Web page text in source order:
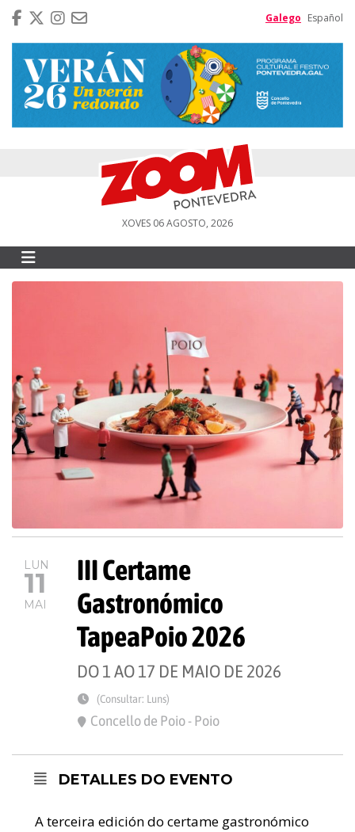
Galego Español
XOVES 06 AGOSTO, 2026
LUN
11
MAI
III Certame
Gastronómico
TapeaPoio 2026
DO 1 AO 17 DE MAIO DE 2026
(Consultar: Luns)
Concello de Poio - Poio
DETALLES DO EVENTO
A terceira edición do certame gastronómico